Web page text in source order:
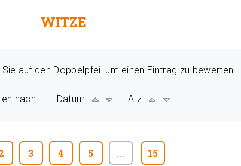
WITZE
auf den Doppelpfeil um einen Eintrag zu bewerten...
nach... Datum: A-z:
3 4 5 ... 15